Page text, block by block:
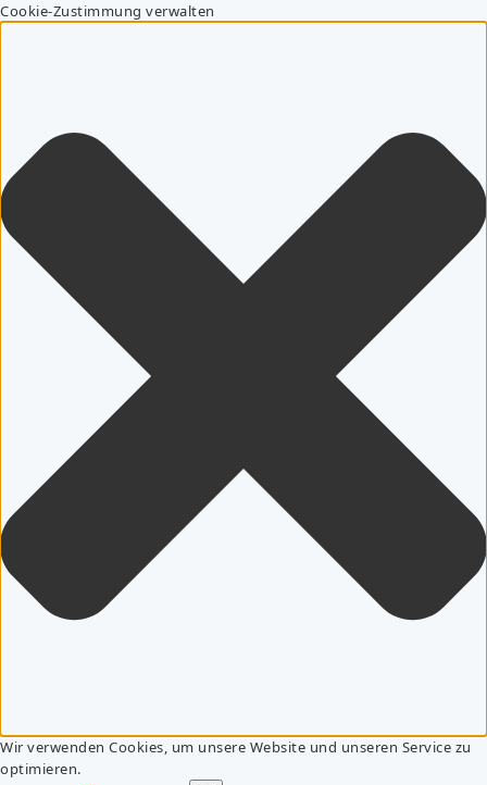
Cookie-Zustimmung verwalten
Wir verwenden Cookies, um unsere Website und unseren Service zu
optimieren.